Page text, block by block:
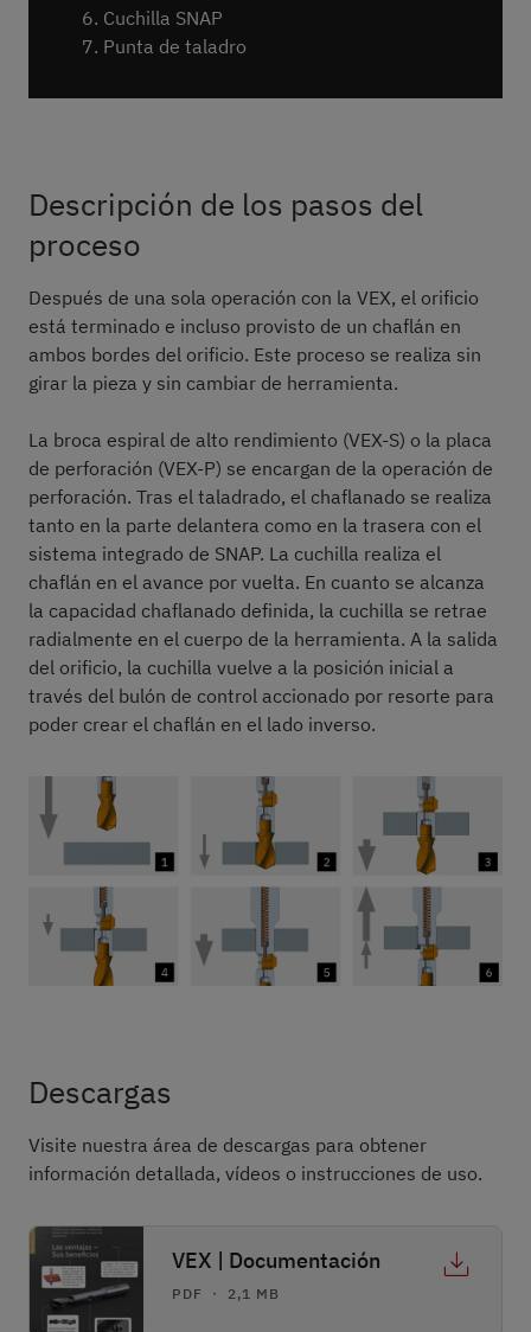
Cuchilla SNAP
Punta de taladro
Cuchilla SNAP
Placa de perforación
Descripción de los pasos del
proceso
Después de una sola operación con la VEX, el orificio
está terminado e incluso provisto de un chaflán en
ambos bordes del orificio. Este proceso se realiza sin
girar la pieza y sin cambiar de herramienta.
La broca espiral de alto rendimiento (VEX-S) o la placa
de perforación (VEX-P) se encargan de la operación de
perforación. Tras el taladrado, el chaflanado se realiza
tanto en la parte delantera como en la trasera con el
sistema integrado de SNAP. La cuchilla realiza el
chaflán en el avance por vuelta. En cuanto se alcanza
la capacidad chaflanado definida, la cuchilla se retrae
radialmente en el cuerpo de la herramienta. A la salida
del orificio, la cuchilla vuelve a la posición inicial a
través del bulón de control accionado por resorte para
poder crear el chaflán en el lado inverso.
Descargas
Visite nuestra área de descargas para obtener
información detallada, vídeos o instrucciones de uso.
VEX | Documentación
PDF ・ 2,1 MB